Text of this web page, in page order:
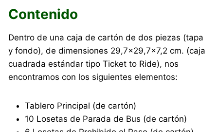
Contenido
Dentro de una caja de cartón de dos piezas (tapa
y fondo), de dimensiones 29,7×29,7×7,2 cm. (caja
cuadrada estándar tipo Ticket to Ride), nos
encontramos con los siguientes elementos:
Tablero Principal (de cartón)
10 Losetas de Parada de Bus (de cartón)